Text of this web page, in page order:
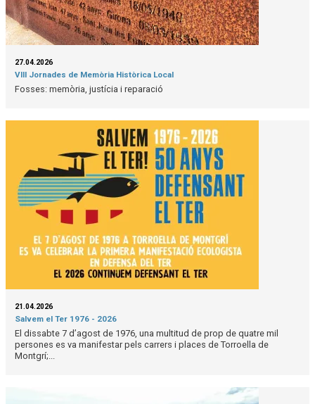
27.04.2026
VIII Jornades de Memòria Històrica Local
Fosses: memòria, justícia i reparació
21.04.2026
Salvem el Ter 1976 - 2026
El dissabte 7 d’agost de 1976, una multitud de prop de quatre mil
persones es va manifestar pels carrers i places de Torroella de
Montgrí;...